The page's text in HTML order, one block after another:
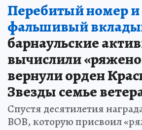
Перебитый номер и
фальшивый
барнаульские
вычислили
вернули орден
Звезды семье
Спустя десятилетия
ВОВ, которую присвоил